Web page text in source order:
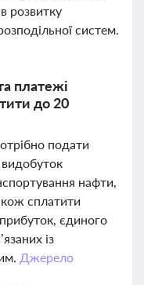
розвитку
систем.
платежі
до 20
подати
видобуток
нафти,
сплатити
єдиного
із
Джерело